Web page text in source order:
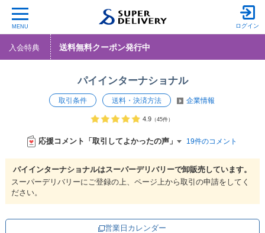
MENU ログイン
入会特典 送料無料クーポン発行中
パイインターナショナル
取引条件 送料・決済方法 企業情報
4.9 （45件）
応援コメント「取引してよかったの声」 19件のコメント
パイインターナショナルはスーパーデリバリーで卸販売しています。
スーパーデリバリーにご登録の上、ページ上から取引の申請をしてく
ださい。
営業日カレンダー